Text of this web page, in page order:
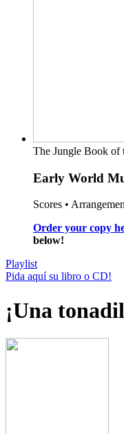
The Jungle Book of
Early World
Scores •
Order your copy
below!
Playlist
Pida aquí su libro o CD!
¡Una